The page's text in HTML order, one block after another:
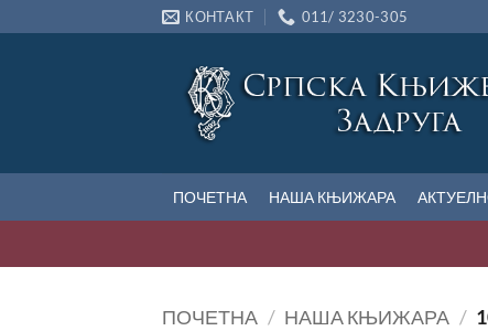
на
КОНТАКТ 011/ 3230-305
ПОЧЕТНА НАША КЊИЖАРА
ПОЧЕТНА / НАША КЊИЖАРА /